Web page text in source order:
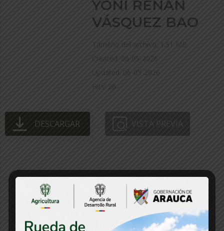
YONI RENÁN
VÁSQUEZ BAO
Tamaño del archivo: 1.51 MB
Created: 06-05-2026
Updated: 06-05-2026
Hits: 26
DESCARGAR VISTA PREVIA